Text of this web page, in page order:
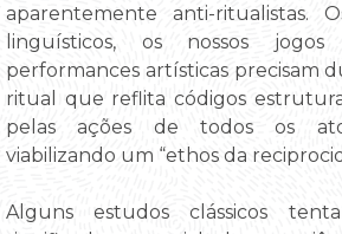
aparentemente anti-ritualistas.
linguísticos, os nossos
performances artísticas precisam
ritual que reflita códigos
pelas ações de todos os
viabilizando um “ethos da
Alguns estudos clássicos